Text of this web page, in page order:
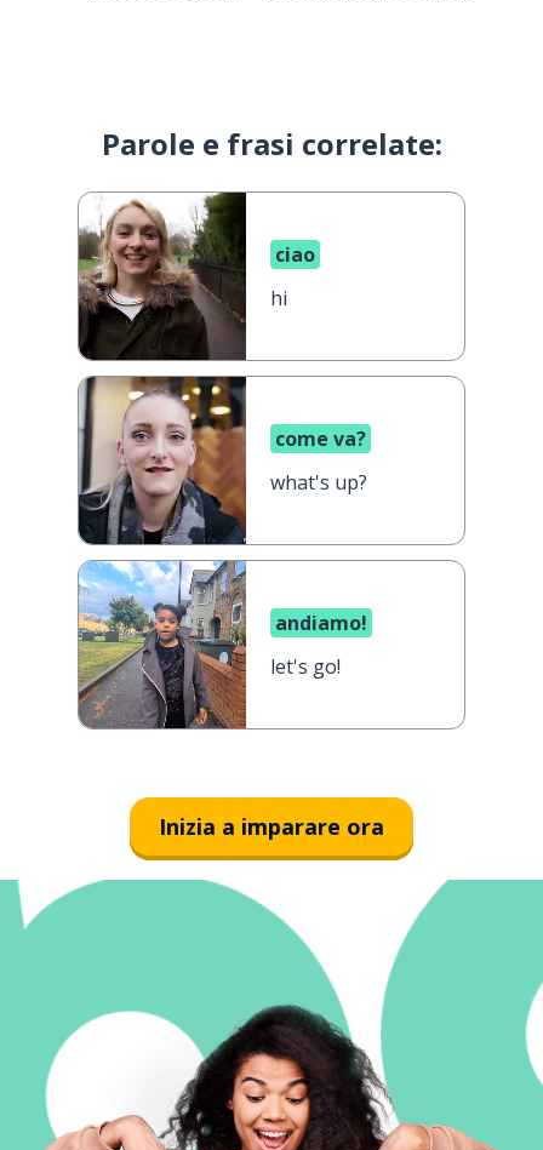
Parole e frasi correlate:
ciao
hi
come va?
what's up?
andiamo!
let's go!
Inizia a imparare ora